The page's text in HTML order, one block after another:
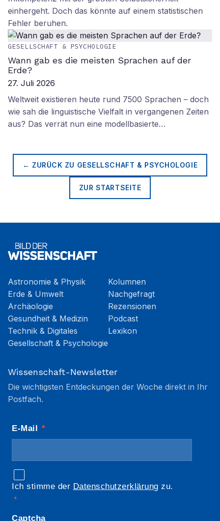
einhergeht. Doch das könnte auf einem statistischen
Fehler beruhen.
GESELLSCHAFT & PSYCHOLOGIE
Wann gab es die meisten Sprachen auf der
Erde?
27. Juli 2026
Weltweit existieren heute rund 7500 Sprachen – doch
wie sah die linguistische Vielfalt in vergangenen Zeiten
aus? Das verrät nun eine modellbasierte…
← ZURÜCK ZU GESELLSCHAFT & PSYCHOLOGIE
ZUR STARTSEITE
Astronomie & Physik
Erde & Umwelt
Archäologie
Gesundheit & Medizin
Technik & Digitales
Gesellschaft & Psychologie
Kolumnen
Nachgefragt
Rezensionen
Podcast
Lexikon
Wissenschaft-Newsletter
Die wichtigsten Entdeckungen der Woche direkt in Ihr
Postfach.